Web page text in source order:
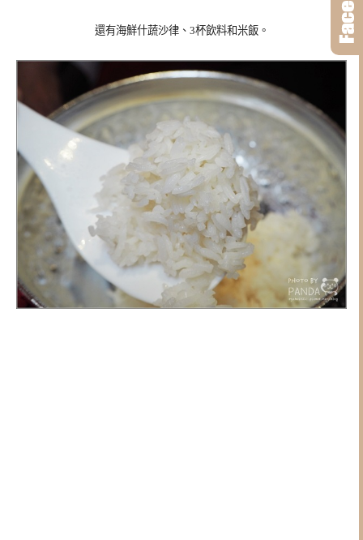
還有海鮮什蔬沙律、3杯飲料和米飯。